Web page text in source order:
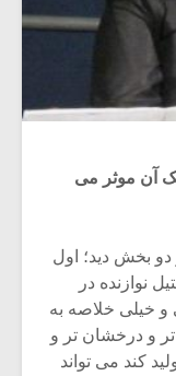
آن موثر می
دو بخش دید؛ اول
نوازنده در
خیلی خلاصه به
و درخشان تر و
کند می تواند